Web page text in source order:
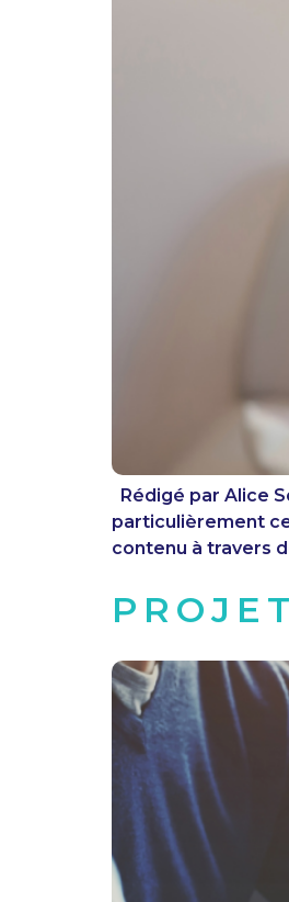
Rédigé par Alice
particulièrement
contenu à travers